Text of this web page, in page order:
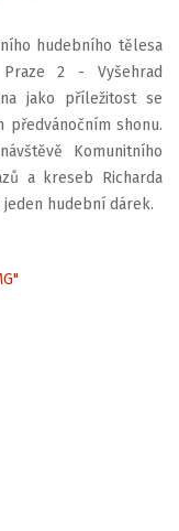
hudebního tělesa
2 - Vyšehrad
jako příležitost se
shonu.
Komunitního
a kreseb Richarda
hudební dárek.